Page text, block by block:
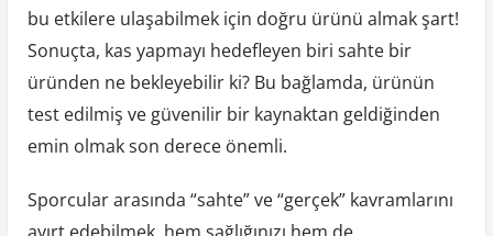
bu etkilere ulaşabilmek için doğru ürünü almak şart!
Sonuçta, kas yapmayı hedefleyen biri sahte bir
üründen ne bekleyebilir ki? Bu bağlamda, ürünün
test edilmiş ve güvenilir bir kaynaktan geldiğinden
emin olmak son derece önemli.
Sporcular arasında “sahte” ve “gerçek” kavramlarını